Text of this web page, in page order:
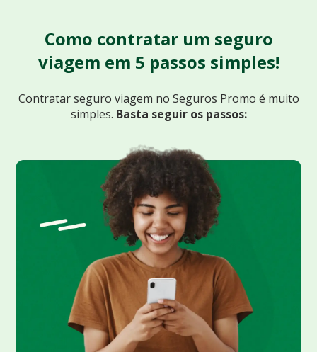
Como contratar um seguro
viagem em 5 passos simples!
Contratar seguro viagem no Seguros Promo é muito
simples. Basta seguir os passos: